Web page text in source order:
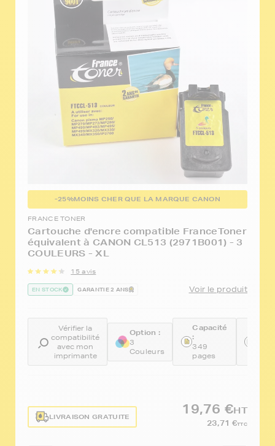
-25%MOINS CHER QUE LA MARQUE CANON
FRANCE TONER
Cartouche d'encre compatible FranceToner
équivalent à CANON CL513 (2971B001) - 3
COULEURS - XL
15 avis
EN STOCK GARANTIE 2 ANS Voir le produit
Vérifier la
compatibilité
avec mon
imprimante
Option :
3
Couleurs
Capacité
:
349
pages
LIVRAISON GRATUITE
19,76 €HT
23,71 €TTC